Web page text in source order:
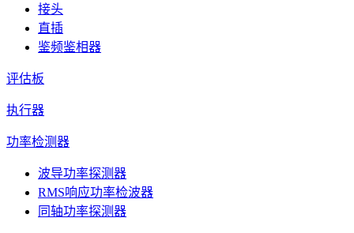
接头
直插
鉴频鉴相器
评估板
执行器
功率检测器
波导功率探测器
RMS响应功率检波器
同轴功率探测器